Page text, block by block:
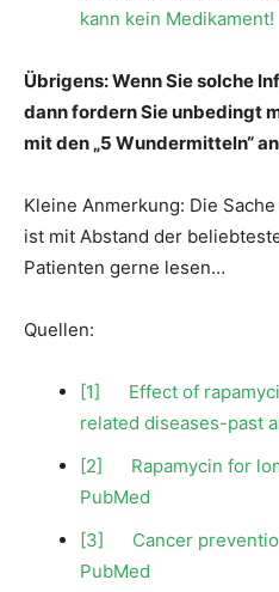
kann kein Medikament!
Übrigens: Wenn Sie solche
dann fordern Sie unbedingt
mit den „5 Wundermitteln“
Kleine Anmerkung: Die
ist mit Abstand der
Patienten gerne lesen…
Quellen:
[1] Effect of
related diseases-past
[2] Rapamycin for
PubMed
[3] Cancer
PubMed